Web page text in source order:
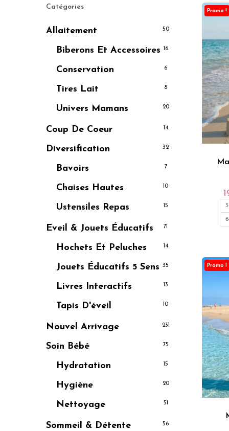
Catégories
Allaitement 50
Biberons Et Accessoires 16
Conservation 6
Tires Lait 8
Univers Mamans 20
Coup De Coeur 14
Diversification 32
Bavoirs 7
Chaises Hautes 10
Ustensiles Repas 15
Eveil & Jouets Éducatifs 71
Hochets Et Peluches 14
Jouets Éducatifs 5 Sens 35
Livres Interactifs 13
Tapis D'éveil 10
Nouvel Arrivage 231
Soin Bébé 75
Hydratation 15
Hygiène 20
Nettoyage 51
Sommeil & Détente 56
Promo !
Promo !